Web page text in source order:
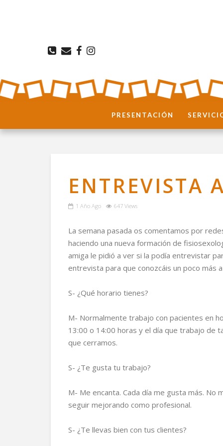
PRESENTACIÓN
ENTREVISTA
1 Año Ago 647 Views
La semana pasada os comentamos por
haciendo una nueva formación de
amiga le pidió a ver si la podía entrevistar
entrevista para que conozcáis un poco más
S- ¿Qué horario tienes?
M- Normalmente trabajo con pacientes en
13:00 o 14:00 horas y el día que trabajo de
que cerramos.
S- ¿Te gusta tu trabajo?
M- Me encanta. Cada día me gusta más. No
seguir mejorando como profesional.
S- ¿Te llevas bien con tus clientes?